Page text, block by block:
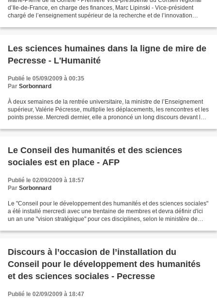
d’Ile-de-France, en charge des finances, Marc Lipinski - Vice-président
chargé de l’enseignement supérieur de la recherche et de l’innovation
Les sciences humaines dans la ligne de mire de
Pecresse - L'Humanité
Publié le 05/09/2009 à 00:35
Par Sorbonnard
À deux semaines de la rentrée universitaire, la ministre de l’Enseignement
supérieur, Valérie Pécresse, multiplie les déplacements, les rencontres et les
points presse. Mercredi dernier, elle a prononcé un long discours devant les
Le Conseil des humanités et des sciences
sociales est en place - AFP
Publié le 02/09/2009 à 18:57
Par Sorbonnard
Le "Conseil pour le développement des humanités et des sciences sociales"
a été installé mercredi avec une trentaine de membres et devra définir d'ici
un an une "vision stratégique" pour ces disciplines, selon le ministère de
Discours à l’occasion de l’installation du
Conseil pour le développement des humanités
et des sciences sociales - Pecresse
Publié le 02/09/2009 à 18:47